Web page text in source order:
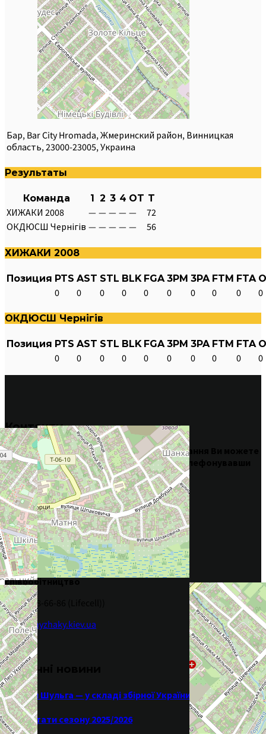
Бар, Bar City Hromada, Жмеринский район, Винницкая
область, 23000-23005, Украина
Результаты
Команда 1 2 3 4 OT T
ХИЖАКИ 2008 — — — — —
72
ОКДЮСШ Чернігів — — — — — 56
ХИЖАКИ 2008
Позиция PTS AST STL BLK FGA 3PM 3PA FTM FTA
0 0 0 0 0 0 0 0 0 0
ОКДЮСШ Чернігів
Позиция PTS AST STL BLK FGA 3PM 3PA FTM FTA
0 0 0 0 0 0 0 0 0 0
Контакти
Про те, і вякий часпроходятьтренування
переглянутиврозділіРозклад,абозателефонувавши
за номеромтелефона БК Хижаки
Телефон баскетбольного клуба Хижаки
Набір та загальні питання
(095) 767-53-73 (Vodafone)
(097) 398-66-86 (Kyivstar)
співробітництво
(063) 398-66-86 (Lifecell))
info@khyzhaky.kiev.ua
Останні новини
Максим Шульга — у складі збірної України U-16
Результати сезону 2025/2026